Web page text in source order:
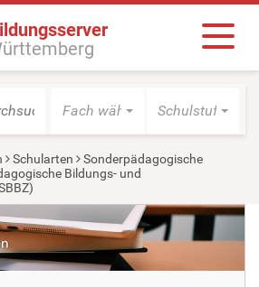
Fach wählen Schulstufe
Schularten
Sonderpädagogische
Bildungs- und